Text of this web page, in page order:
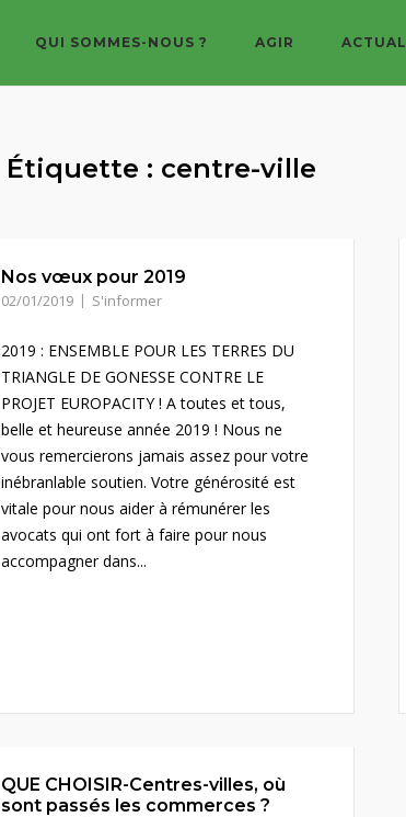
QUI SOMMES-NOUS ? AGIR
Étiquette : centre-ville
Nos vœux pour 2019
02/01/2019 S'informer
2019 : ENSEMBLE POUR LES TERRES DU
TRIANGLE DE GONESSE CONTRE LE
PROJET EUROPACITY ! A toutes et tous,
belle et heureuse année 2019 ! Nous ne
vous remercierons jamais assez pour votre
inébranlable soutien. Votre générosité est
vitale pour nous aider à rémunérer les
avocats qui ont fort à faire pour nous
accompagner dans...
QUE CHOISIR-Centres-villes, où
sont passés les commerces ?